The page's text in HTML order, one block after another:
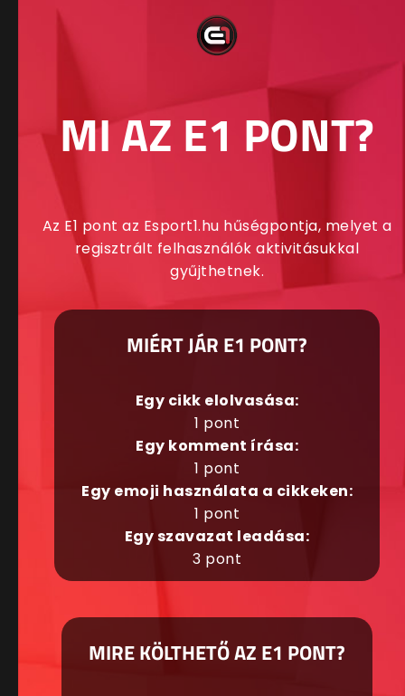
MI AZ E1 PONT?
Az E1 pont az Esport1.hu hűségpontja, melyet a
regisztrált felhasználók aktivitásukkal
gyűjthetnek.
MIÉRT JÁR E1 PONT?
Egy cikk elolvasása:
1 pont
Egy komment írása:
1 pont
Egy emoji használata a cikkeken:
1 pont
Egy szavazat leadása:
3 pont
MIRE KÖLTHETŐ AZ E1 PONT?